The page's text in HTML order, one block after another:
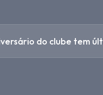
do clube tem